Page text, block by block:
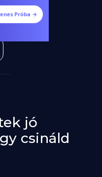
Próba →
jó
csináld